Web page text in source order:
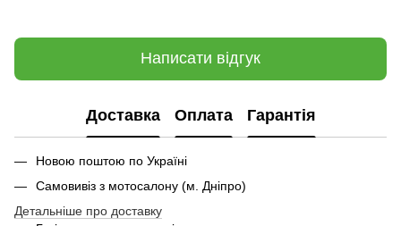
Написати відгук
Доставка Оплата Гарантія
Новою поштою по Україні
Самовивіз з мотосалону (м. Дніпро)
Детальніше про доставку